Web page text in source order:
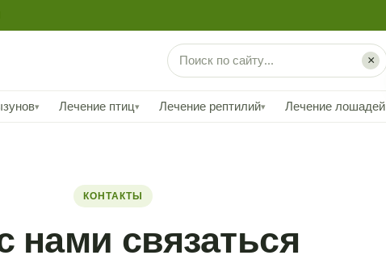
×
▾ Лечение птиц▾ Лечение рептилий▾ Лечение лошадей
КОНТАКТЫ
нами связаться